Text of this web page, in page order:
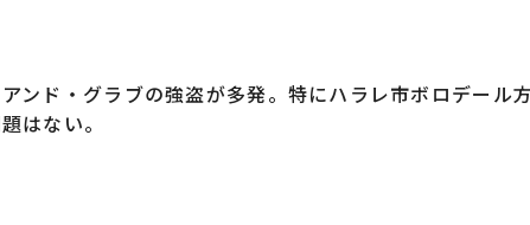
ンド・グラブの強盗が多発。特にハラレ市ボロデール
はない。